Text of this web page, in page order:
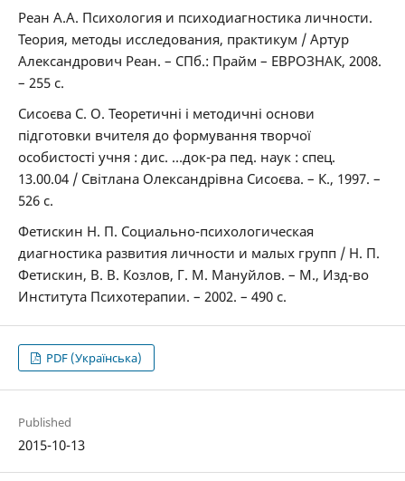
Реан А.А. Психология и психодиагностика личности.
Теория, методы исследования, практикум / Артур
Александрович Реан. – СПб.: Прайм – ЕВРОЗНАК, 2008.
– 255 с.
Сисоєва С. О. Теоретичні і методичні основи
підготовки вчителя до формування творчої
особистості учня : дис. …док-ра пед. наук : спец.
13.00.04 / Світлана Олександрівна Сисоєва. – К., 1997. –
526 с.
Фетискин Н. П. Социально-психологическая
диагностика развития личности и малых групп / Н. П.
Фетискин, В. В. Козлов, Г. М. Мануйлов. – М., Изд-во
Института Психотерапии. – 2002. – 490 с.
PDF (Українська)
Published
2015-10-13